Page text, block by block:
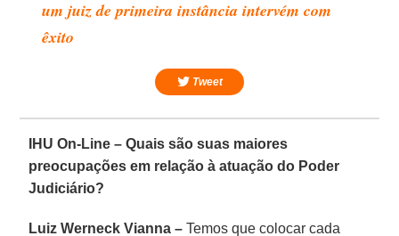
um juiz de primeira instância intervém com
êxito
Tweet
IHU On-Line – Quais são suas maiores
preocupações em relação à atuação do Poder
Judiciário?
Luiz Werneck Vianna – Temos que colocar cada